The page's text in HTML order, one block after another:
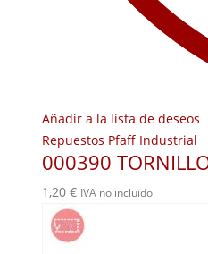
Añadir a la lista de deseos
Repuestos Pfaff Industrial
000390
1,20 € IVA no incluido